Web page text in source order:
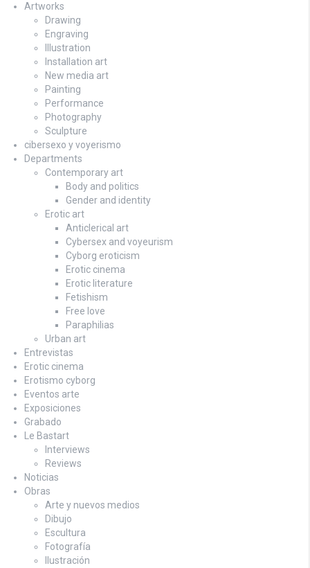
Artworks
Drawing
Engraving
Illustration
Installation art
New media art
Painting
Performance
Photography
Sculpture
cibersexo y voyerismo
Departments
Contemporary art
Body and politics
Gender and identity
Erotic art
Anticlerical art
Cybersex and voyeurism
Cyborg eroticism
Erotic cinema
Erotic literature
Fetishism
Free love
Paraphilias
Urban art
Entrevistas
Erotic cinema
Erotismo cyborg
Eventos arte
Exposiciones
Grabado
Le Bastart
Interviews
Reviews
Noticias
Obras
Arte y nuevos medios
Dibujo
Escultura
Fotografía
Ilustración